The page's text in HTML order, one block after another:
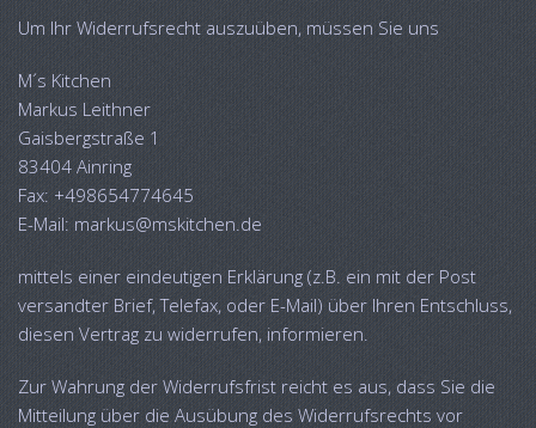
Um Ihr Widerrufsrecht auszuüben, müssen Sie uns
M´s Kitchen
Markus Leithner
Gaisbergstraße 1
83404 Ainring
Fax: +498654774645
E-Mail: markus@mskitchen.de
mittels einer eindeutigen Erklärung (z.B. ein mit der Post
versandter Brief, Telefax, oder E-Mail) über Ihren Entschluss,
diesen Vertrag zu widerrufen, informieren.
Zur Wahrung der Widerrufsfrist reicht es aus, dass Sie die
Mitteilung über die Ausübung des Widerrufsrechts vor